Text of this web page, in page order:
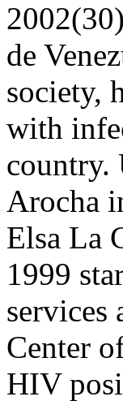
de
society,
with
country.
Arocha
Elsa La
1999
services
Center
HIV